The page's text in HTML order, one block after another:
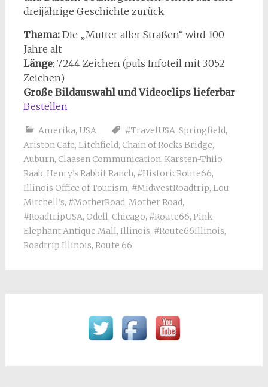
dreijährige Geschichte zurück.
Thema: Die „Mutter aller Straßen“ wird 100
Jahre alt
Länge: 7.244 Zeichen (puls Infoteil mit 3.052
Zeichen)
Große Bildauswahl und Videoclips lieferbar
Bestellen
Amerika, USA #TravelUSA, Springfield,
Ariston Cafe, Litchfield, Chain of Rocks Bridge,
Auburn, Claasen Communication, Karsten-Thilo
Raab, Henry’s Rabbit Ranch, #HistoricRoute66,
Illinois Office of Tourism, #MidwestRoadtrip, Lou
Mitchell’s, #MotherRoad, Mother Road,
#RoadtripUSA, Odell, Chicago, #Route66, Pink
Elephant Antique Mall, Illinois, #Route66Illinois,
Roadtrip Illinois, Route 66